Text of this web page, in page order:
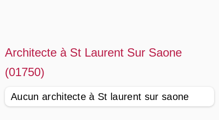
Architecte à St Laurent Sur Saone
(01750)
Aucun architecte à St laurent sur saone